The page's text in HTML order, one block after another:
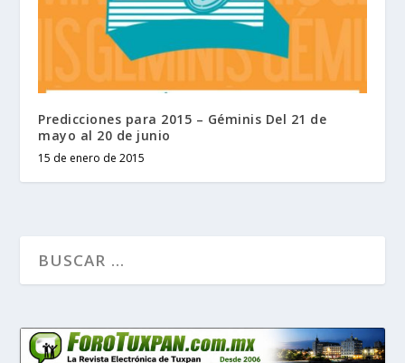
Predicciones para 2015 – Géminis Del 21 de
mayo al 20 de junio
15 de enero de 2015